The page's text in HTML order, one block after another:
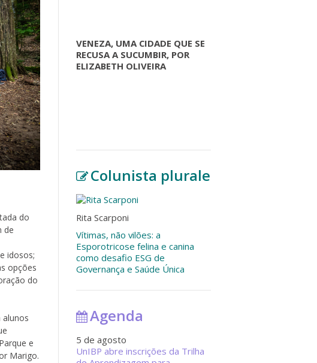
do
de
idosos;
opções
do
e
Marigo.
VENEZA, UMA CIDADE QUE SE
RECUSA A SUCUMBIR, POR
ELIZABETH OLIVEIRA
Colunista plurale
Rita Scarponi
Vítimas, não vilões: a
Esporotricose felina e canina
como desafio ESG de
Governança e Saúde Única
Agenda
5 de agosto
UnIBP abre inscrições da Trilha